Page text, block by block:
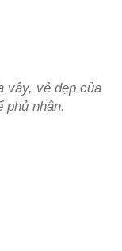
vây, vẻ đẹp của
phủ nhận.